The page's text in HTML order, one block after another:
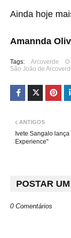
Ainda hoje
Amannda
Tags: Arcoverde O
São João de
ANTIGOS
Ivete Sangalo lança
Experience"
POSTAR
0 Comentários